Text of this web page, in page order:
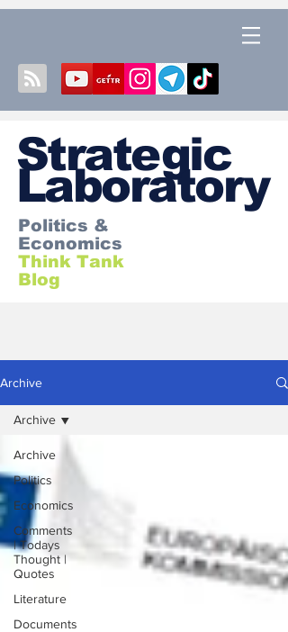
Strategic
Laboratory
Politics &
Economics
Think Tank
Blog
Archive
Archive
Politics
Economics
Comments
| Todays
Thought |
Quotes
Literature
Documents
Archive